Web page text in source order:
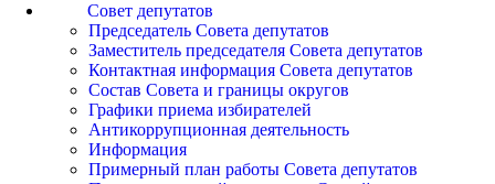
Совет депутатов
Председатель Совета депутатов
Заместитель председателя Совета депутатов
Контактная информация Совета депутатов
Состав Совета и границы округов
Графики приема избирателей
Антикоррупционная деятельность
Информация
Примерный план работы Совета депутатов